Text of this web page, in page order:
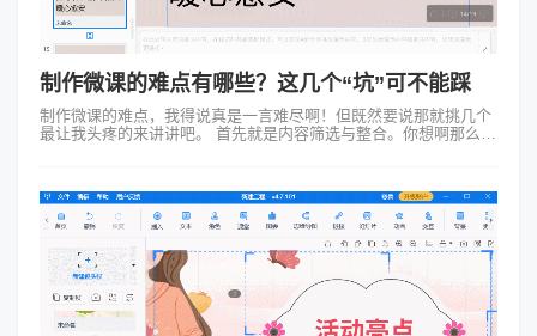
制作微课的难点有哪些？这几个“坑”可不能踩
制作微课的难点，我得说真是一言难尽啊！但既然要说那就挑几个
最让我头疼的来讲讲吧。 首先就是内容筛选与整合。你想啊那么多